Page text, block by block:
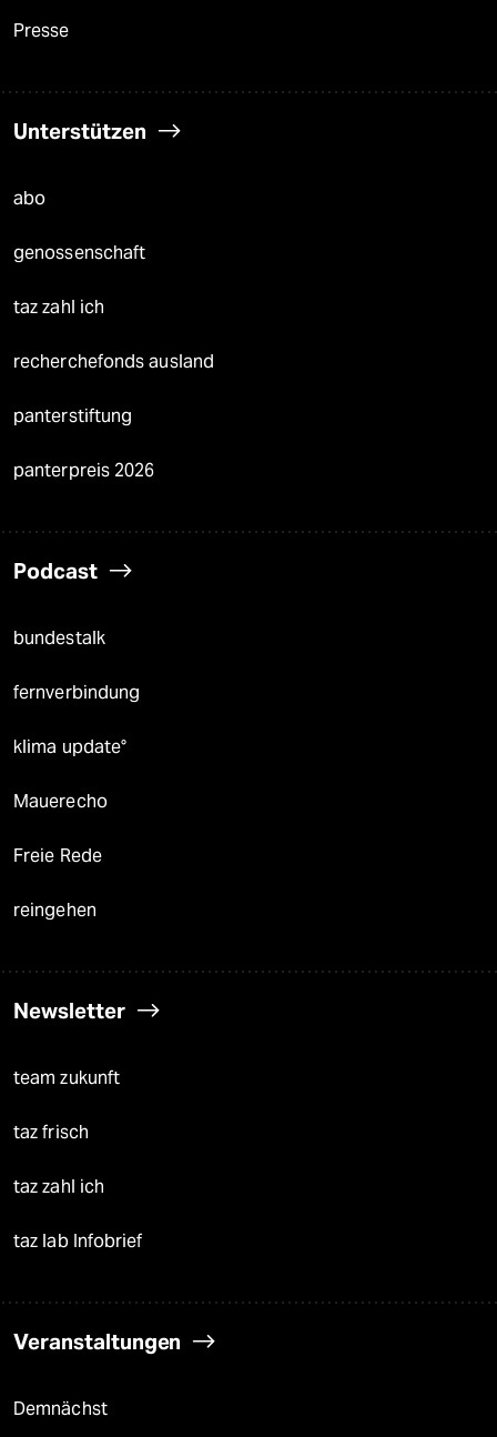
Presse
Unterstützen
abo
genossenschaft
taz zahl ich
recherchefonds ausland
panterstiftung
panterpreis 2026
Podcast
bundestalk
fernverbindung
klima update°
Mauerecho
Freie Rede
reingehen
Newsletter
team zukunft
taz frisch
taz zahl ich
taz lab Infobrief
Veranstaltungen
Demnächst